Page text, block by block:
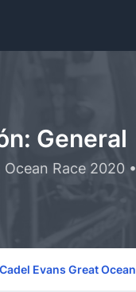
General
Ocean Race 2020
Cadel Evans Great